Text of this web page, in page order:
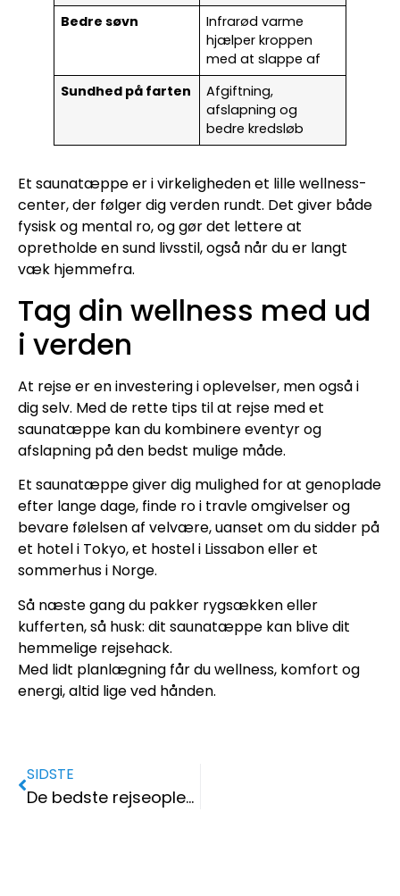
Bedre søvn
Infrarød varme
hjælper kroppen
med at slappe af
Sundhed på farten
Afgiftning,
afslapning og
bedre kredsløb
Et saunatæppe er i virkeligheden et lille wellness-
center, der følger dig verden rundt. Det giver både
fysisk og mental ro, og gør det lettere at
opretholde en sund livsstil, også når du er langt
væk hjemmefra.
Tag din wellness med ud
i verden
At rejse er en investering i oplevelser, men også i
dig selv. Med de rette tips til at rejse med et
saunatæppe kan du kombinere eventyr og
afslapning på den bedst mulige måde.
Et saunatæppe giver dig mulighed for at genoplade
efter lange dage, finde ro i travle omgivelser og
bevare følelsen af velvære, uanset om du sidder på
et hotel i Tokyo, et hostel i Lissabon eller et
sommerhus i Norge.
Så næste gang du pakker rygsækken eller
kufferten, så husk: dit saunatæppe kan blive dit
hemmelige rejsehack.
Med lidt planlægning får du wellness, komfort og
energi, altid lige ved hånden.
SIDSTE
De bedste rejseoplevelser i 2025 – uforglemmelige eventyr venter!